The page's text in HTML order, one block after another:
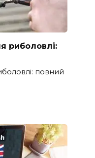
риболовлі:
повний